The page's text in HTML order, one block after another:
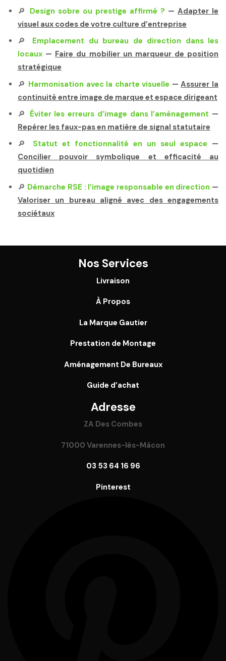
🔎 Design sobre ou prestige affirmé ? — Adapter le
visuel aux codes de votre culture d’entreprise
🔎 Emplacement du bureau de direction dans les
locaux — Faire du mobilier un marqueur de position
stratégique
🔎 Harmonisation avec la charte visuelle —Assurer la
continuité entre image de marque et espace dirigeant
🔎 Éviter les erreurs d’image dans l’aménagement —
Repérer les faux-pas en matière de signal statutaire
🔎 Statut et fonctionnalité en un seul espace —
Concilier pouvoir symbolique et efficacité au
quotidien
🔎 Démarche RSE : l’image responsable en direction —
Valoriser un bureau aligné avec des engagements
sociétaux
Nos Services
Livraison
À Propos
La Marque Gautier
Prestation de Montage
Aménagement De Bureaux
Guide d’achat
Adresse
ZA Des Combes
71000 Varennes-lès-Mâcon
03 53 64 16 96
Pinterest